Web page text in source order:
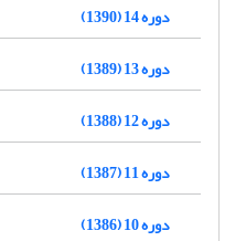
دوره 14 (1390)
دوره 13 (1389)
دوره 12 (1388)
دوره 11 (1387)
دوره 10 (1386)